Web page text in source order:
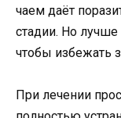
чаем даёт
стадии. Но
чтобы избежать
При лечении